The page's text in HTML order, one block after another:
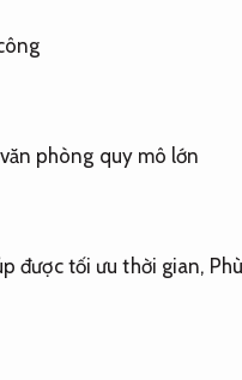
phòng quy mô lớn
được tối ưu thời gian,